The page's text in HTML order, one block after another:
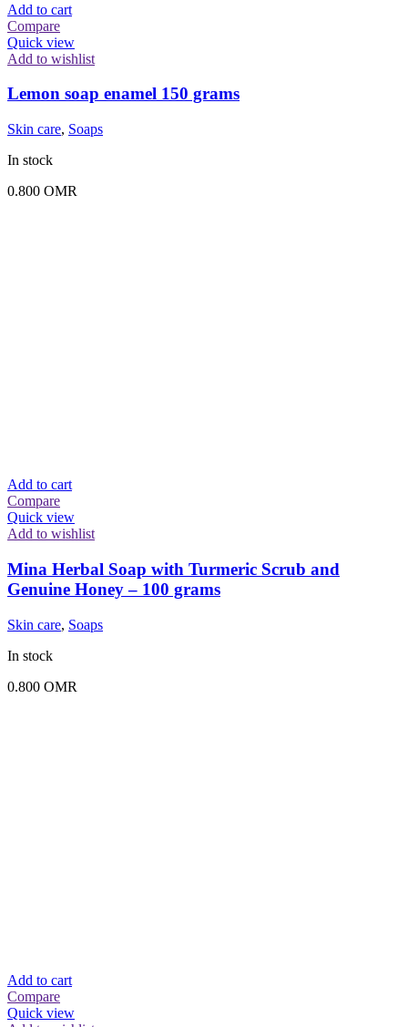
Add to cart
Compare
Quick view
Add to wishlist
Lemon soap enamel 150 grams
Skin care, Soaps
In stock
0.800 OMR
Add to cart
Compare
Quick view
Add to wishlist
Mina Herbal Soap with Turmeric Scrub and
Genuine Honey – 100 grams
Skin care, Soaps
In stock
0.800 OMR
Add to cart
Compare
Quick view